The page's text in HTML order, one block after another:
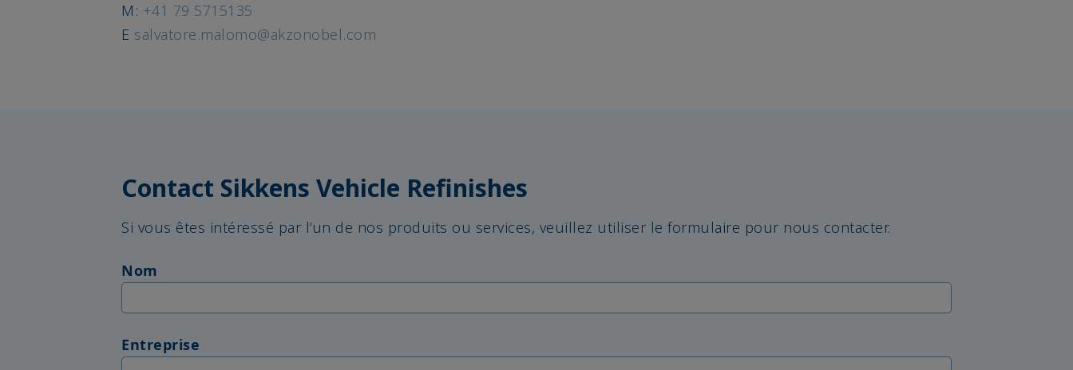
M: +41 79 5715135
E salvatore.malomo@akzonobel.com
Contact Sikkens Vehicle Refinishes
Si vous êtes intéressé par l’un de nos produits ou services, veuillez utiliser le formulaire pour nous contacter.
Nom
Entreprise